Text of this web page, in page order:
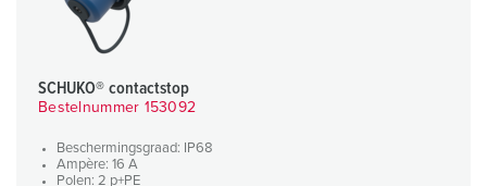
SCHUKO® contactstop
Bestelnummer 153092
Beschermingsgraad: IP68
Ampère: 16 A
Polen: 2 p+PE